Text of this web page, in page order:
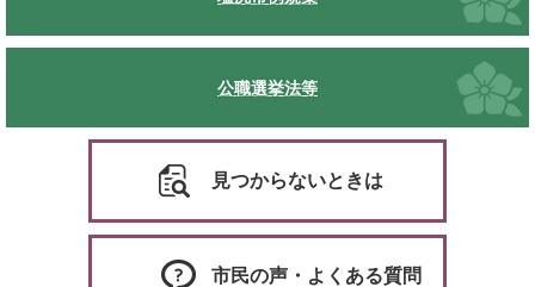
公職選挙法等
見つからないときは
市民の声・よくある質問